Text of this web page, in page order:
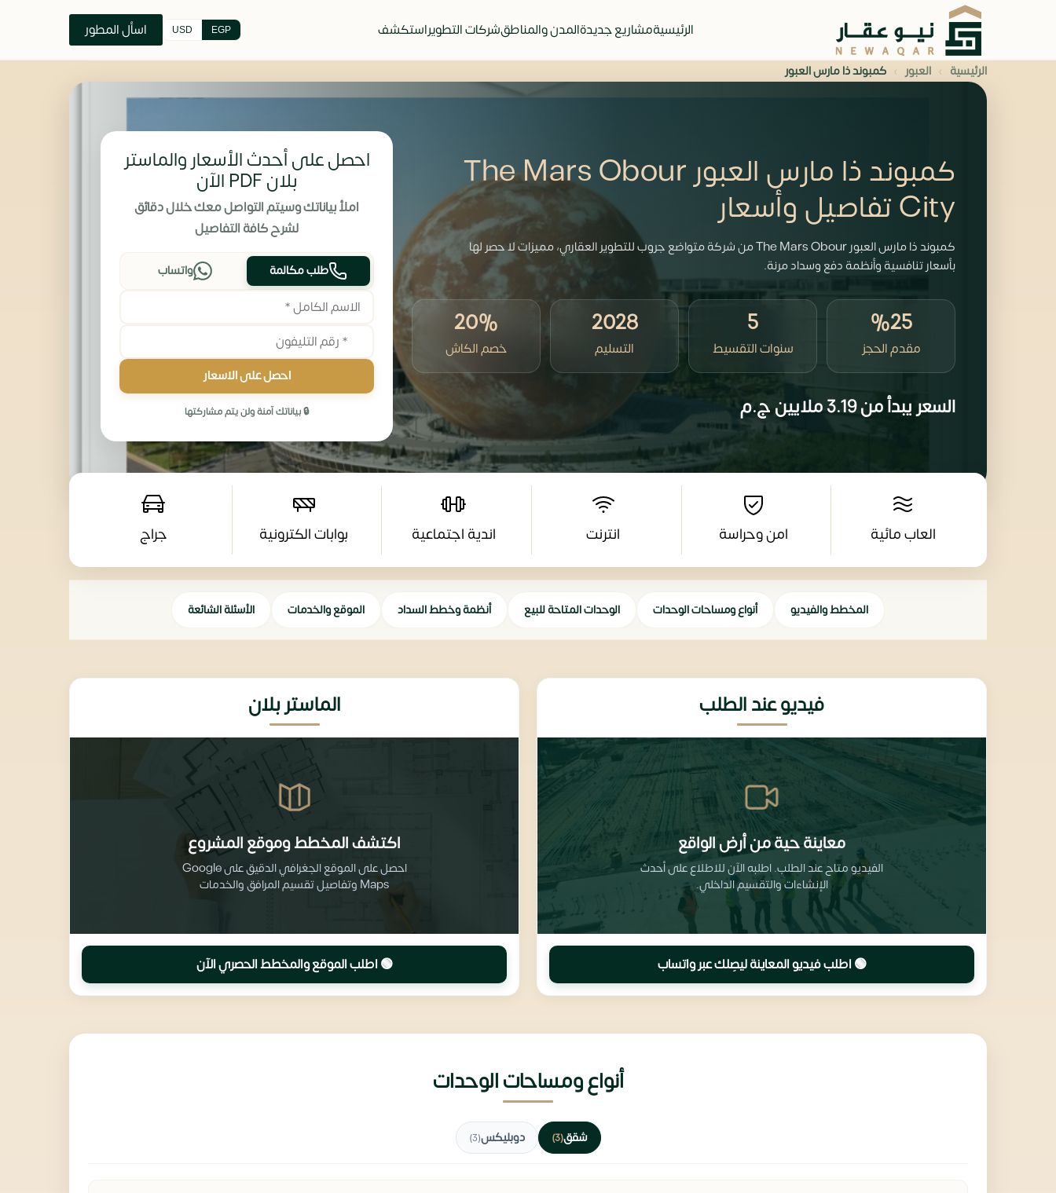
الرئيسيةمشاريع جديدةالمدن والمناطقشركات التطويراستكشف EGP
USD اسأل المطور
الرئيسية › العبور › كمبوند ذا مارس العبور
كمبوند ذا مارس العبور The Mars Obour
City تفاصيل وأسعار
كمبوند ذا مارس العبور The Mars Obour من شركة متواضع جروب للتطوير العقاري، مميزات لا حصر لها
بأسعار تنافسية وأنظمة دفع وسداد مرنة.
%25
مقدم الحجز
5
سنوات التقسيط
2028
التسليم
20%
خصم الكاش
السعر يبدأ من3.19 ملايين ج.م
احصل على أحدث الأسعار والماستر
بلان PDF الآن
املأ بياناتك وسيتم التواصل معك خلال دقائق
لشرح كافة التفاصيل
طلب مكالمة واتساب
احصل على الاسعار
🔒 بياناتك آمنة ولن يتم مشاركتها
العاب مائية امن وحراسة انترنت اندية اجتماعية بوابات الكترونية جراج
المخطط والفيديو أنواع ومساحات الوحدات الوحدات المتاحة للبيع أنظمة وخطط السداد الموقع والخدمات الأسئلة الشائعة
فيديو عند الطلب
معاينة حية من أرض الواقع
الفيديو متاح عند الطلب. اطلبه الآن للاطلاع على أحدث
الإنشاءات والتقسيم الداخلي.
🟢 اطلب فيديو المعاينة ليصِلك عبر واتساب
الماستر بلان
اكتشف المخطط وموقع المشروع
احصل على الموقع الجغرافي الدقيق على Google
Maps وتفاصيل تقسيم المرافق والخدمات
🟢 اطلب الموقع والمخطط الحصري الآن
أنواع ومساحات الوحدات
شقق(3) دوبليكس(3)